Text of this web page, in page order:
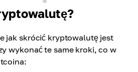
jak skrócić kryptowalutę jest
wykonać te same kroki, co w